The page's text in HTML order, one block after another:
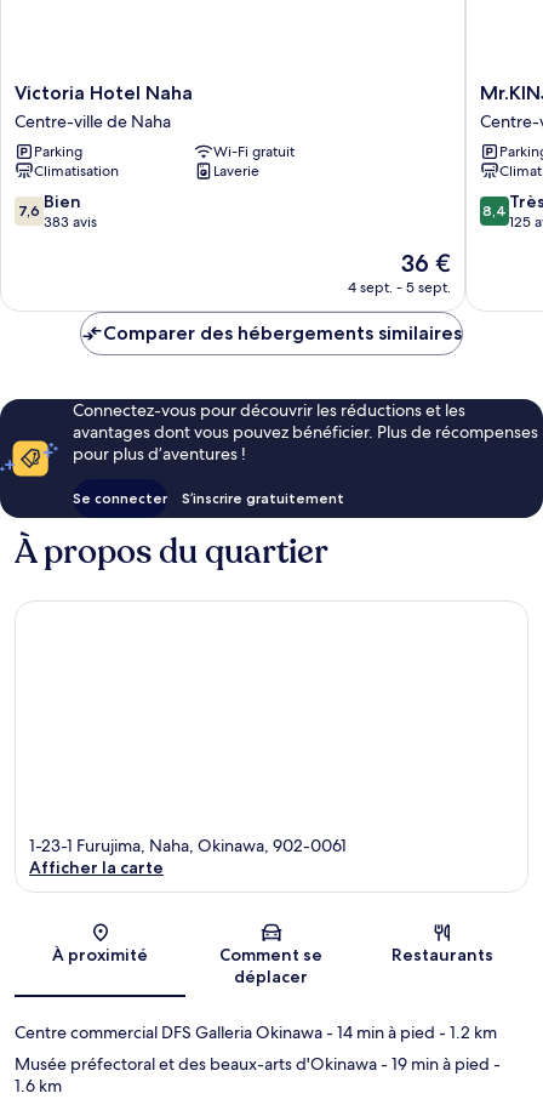
Victoria
Hotel
Naha
Centre-
ville
de
Naha
Victoria Hotel Naha
Centre-ville de Naha
Parking
Wi-Fi gratuit
Climatisation
Laverie
7.6
sur
7,6 Bien
383 avis
Le
nouveau
est
de
36 €
4 sept. - 5 sept.
in
HAIBISU
Centre-
ville
de
Centre-
8.4
sur
125 avis
8,4
125
Comparer des hébergements similaires
Connectez-vous pour découvrir les réductions et les
avantages dont vous pouvez bénéficier. Plus de récompenses
pour plus d’aventures !
Se connecter S’inscrire gratuitement
À propos du quartier
Carte
1-23-1 Furujima, Naha, Okinawa, 902-0061
Afficher la carte
À proximité
Comment se
déplacer
Restaurants
Centre commercial DFS Galleria Okinawa- 14 min à pied - 1.2 km
Musée préfectoral et des beaux-arts d'Okinawa- 19 min à pied -
1.6 km